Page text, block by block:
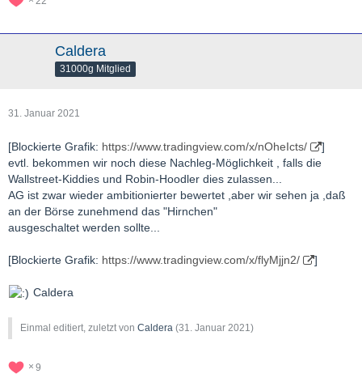
Caldera
31000g Mitglied
31. Januar 2021
[Blockierte Grafik: https://www.tradingview.com/x/nOheIcts/
]
evtl. bekommen wir noch diese Nachleg-Möglichkeit , falls die
Wallstreet-Kiddies und Robin-Hoodler dies zulassen...
AG ist zwar wieder ambitionierter bewertet ,aber wir sehen ja ,daß
an der Börse zunehmend das "Hirnchen"
ausgeschaltet werden sollte...
[Blockierte Grafik: https://www.tradingview.com/x/flyMjjn2/ ]
Caldera
Einmal editiert, zuletzt von Caldera (31. Januar 2021)
9